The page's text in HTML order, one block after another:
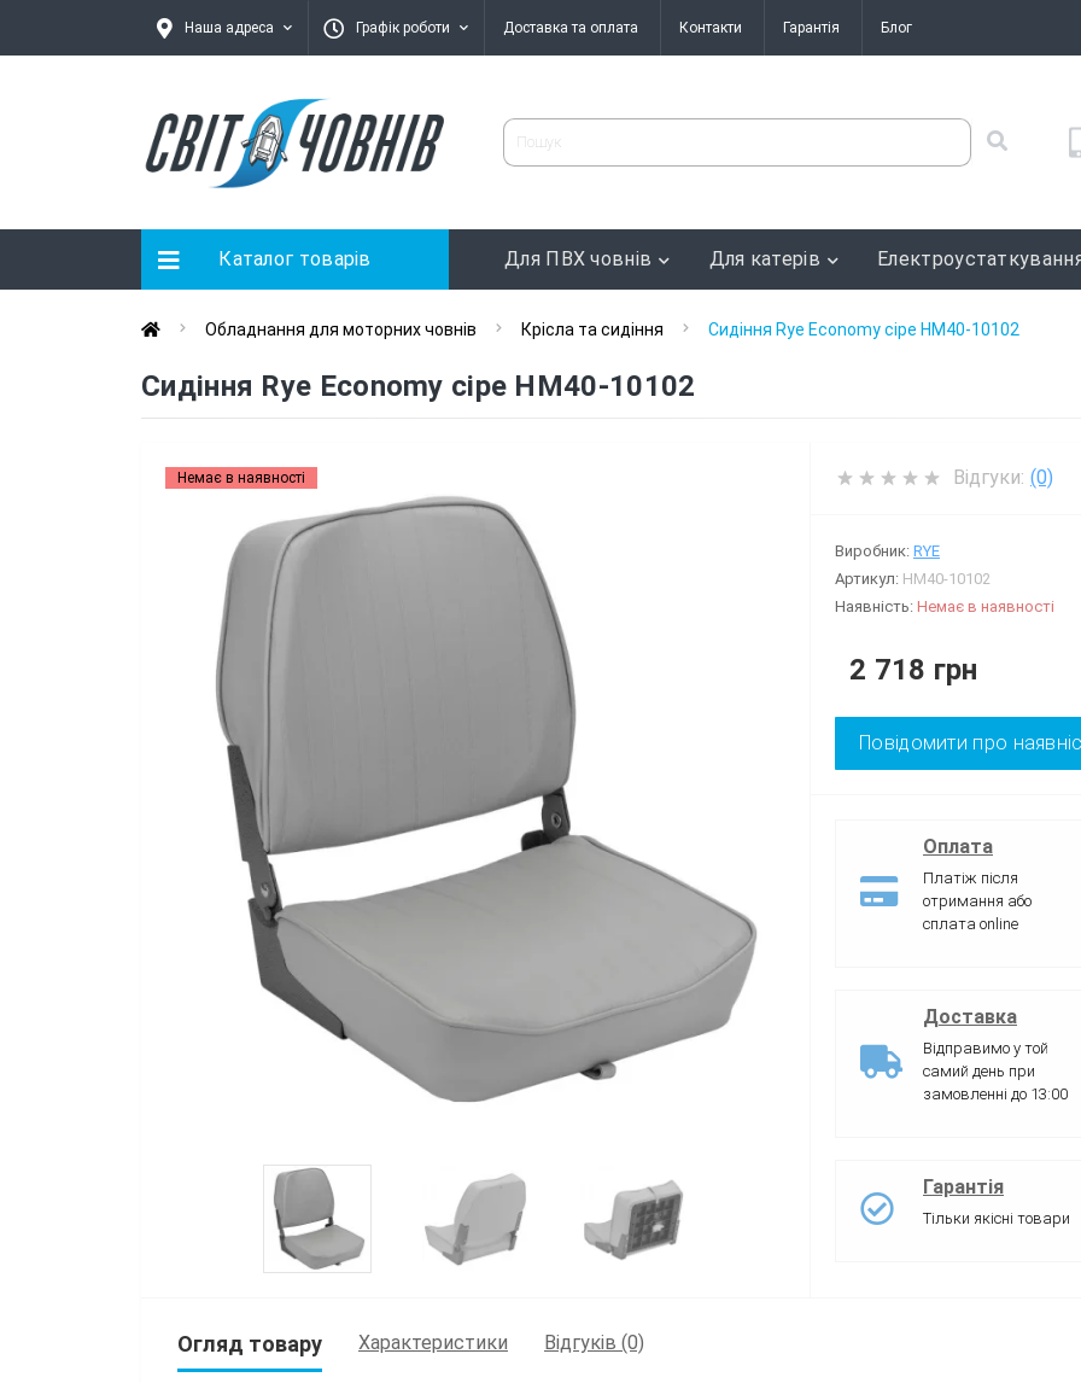
Наша адреса Графік роботи Доставка та оплата Контакти Гарантія Блог
Каталог товарів Для ПВХ човнів Для катерів
Обладнання для моторних човнів Крісла та сидіння Сидіння Rye Economy сіре HM40-10102
Сидіння Rye Economy сіре HM40-10102
Немає в наявності Відгуки: (0)
Виробник: RYE
Артикул: HM40-10102
Наявність: Немає в наявності
2 718 грн
Повідомити про
Оплата
Платіж після
отримання або
сплата online
Доставка
Відправимо у той
самий день при
замовленні до 13:00
Гарантія
Тільки якісні товари
Огляд товару Характеристики Відгуків (0)